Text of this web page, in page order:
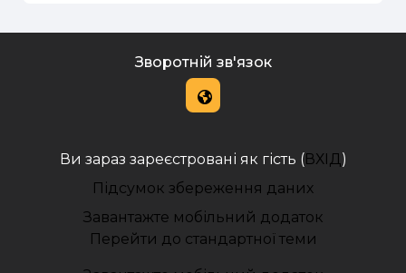
Зворотній зв'язок
Ви зараз зареєстровані як гість (ВХІД )
Підсумок збереження даних
Завантажте мобільний додаток
Перейти до стандартної теми